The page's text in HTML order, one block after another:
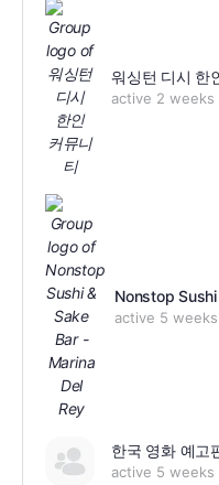
워싱턴 디시 한
active 2 weeks
Nonstop
active 5
한국 영화 예고
active 5 weeks